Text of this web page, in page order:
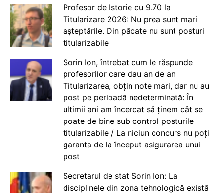
Profesor de Istorie cu 9.70 la
Titularizare 2026: Nu prea sunt mari
așteptările. Din păcate nu sunt posturi
titularizabile
Sorin Ion, întrebat cum le răspunde
profesorilor care dau an de an
Titularizarea, obțin note mari, dar nu au
post pe perioadă nedeterminată: În
ultimii ani am încercat să ținem cât se
poate de bine sub control posturile
titularizabile / La niciun concurs nu poți
garanta de la început asigurarea unui
post
Secretarul de stat Sorin Ion: La
disciplinele din zona tehnologică există